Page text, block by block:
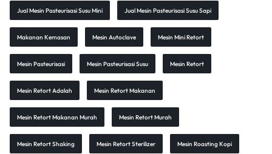
Jual Mesin Pasteurisasi Susu Mini Jual Mesin Pasteurisasi Susu Sapi
Makanan Kemasan Mesin Autoclave Mesin Mini Retort
Mesin Pasteurisasi Mesin Pasteurisasi Susu Mesin Retort
Mesin Retort Adalah Mesin Retort Makanan
Mesin Retort Makanan Murah Mesin Retort Murah
Mesin Retort Shaking Mesin Retort Sterilizer Mesin Roasting Kopi